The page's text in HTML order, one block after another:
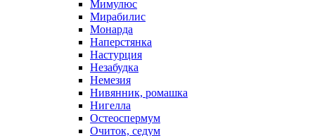
Мимулюс
Мирабилис
Монарда
Наперстянка
Настурция
Незабудка
Немезия
Нивянник, ромашка
Нигелла
Остеоспермум
Очиток, седум